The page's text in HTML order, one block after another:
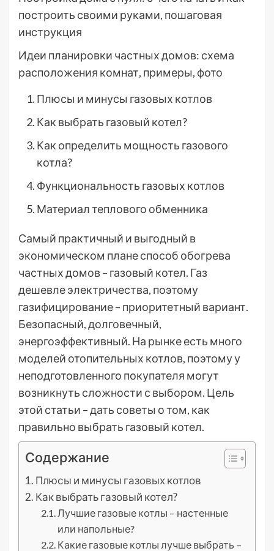
построить своими руками, пошаговая
инструкция
Идеи планировки частных домов: схема
расположения комнат, примеры, фото
Плюсы и минусы газовых котлов
Как выбрать газовый котел?
Как определить мощность газового
котла?
Функциональность газовых котлов
Материал теплового обменника
Самый практичный и выгодный в
экономическом плане способ обогрева
частных домов – газовый котел. Газ
дешевле электричества, поэтому
газифицирование – приоритетный вариант.
Безопасный, долговечный,
энергоэффективный. На рынке есть много
моделей отопительных котлов, поэтому у
неподготовленного покупателя могут
возникнуть сложности с выбором. Цель
этой статьи – дать советы о том, как
правильно выбрать газовый котел.
Содержание
Плюсы и минусы газовых котлов
Как выбрать газовый котел?
Лучшие газовые котлы – настенные
или напольные?
Какие газовые котлы лучше выбрать –